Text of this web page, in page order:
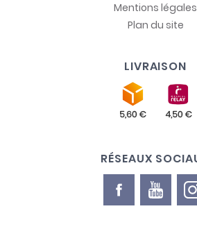
Mentions légales
Plan du site
LIVRAISON
RÉSEAUX